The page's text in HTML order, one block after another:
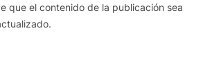
que el contenido de la publicación sea